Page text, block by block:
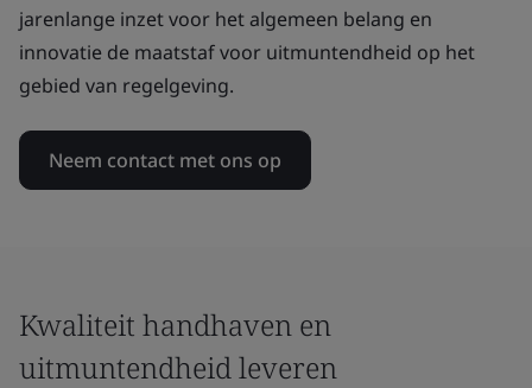
jarenlange inzet voor het algemeen belang en
innovatie de maatstaf voor uitmuntendheid op het
gebied van regelgeving.
Neem contact met ons op
Kwaliteit handhaven en
uitmuntendheid leveren